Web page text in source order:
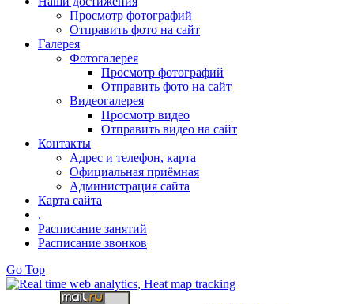
Просмотр фотографий
Отправить фото на сайт
Галерея
Фотогалерея
Просмотр фотографий
Отправить фото на сайт
Видеогалерея
Просмотр видео
Отправить видео на сайт
Контакты
Адрес и телефон, карта
Официальная приёмная
Администрация сайта
Карта сайта
.
Расписание занятий
Расписание звонков
Go Top